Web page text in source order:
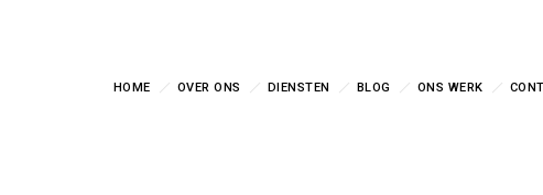
HOME OVER ONS DIENSTEN BLOG ONS WERK